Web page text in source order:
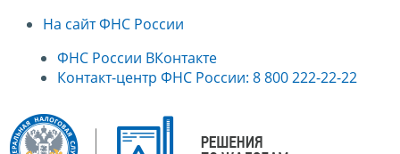
На сайт ФНС России
ФНС России ВКонтакте
Контакт-центр ФНС России: 8 800 222-22-22